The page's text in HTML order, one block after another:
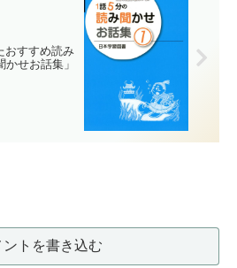
おすすめ読み
せお話集」
ントを書き込む